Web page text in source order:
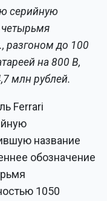
серийную
четырьмя
разгоном до 100
на 800 В,
млн рублей.
Ferrari
название
обозначение
1050